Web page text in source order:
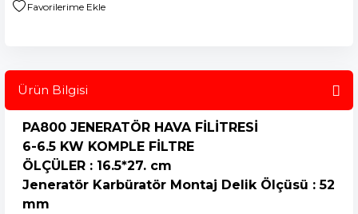
Ürün Bilgisi
PA800 JENERATÖR HAVA FİLİTRESİ
6-6.5 KW KOMPLE FİLTRE
ÖLÇÜLER : 16.5*27. cm
Jeneratör Karbüratör Montaj Delik Ölçüsü : 52
mm